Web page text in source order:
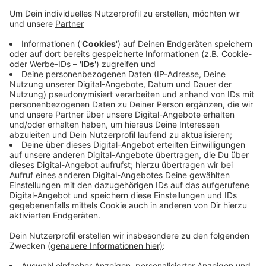
Somit ist das Impfzentrum in der Redbox ab sofort
mittwochs und freitags von jeweils 12 bis 18 Uhr
geöffnet. Im April war die städtische Impfstelle in der
Woche noch drei Stunden länger geöffnet.
Überraschend kommt die Anpassung der
Öffnungszeiten allerdings nicht. Denn viele Impfungen
würden weiterhin in den Arztpraxen in der Stadt
durchgeführt. So wurden allein in der vergangenen
Woche 88 Prozent aller Corona-Impfungen in
Mönchengladbacher Arztpraxen verabreicht.
Anzeige